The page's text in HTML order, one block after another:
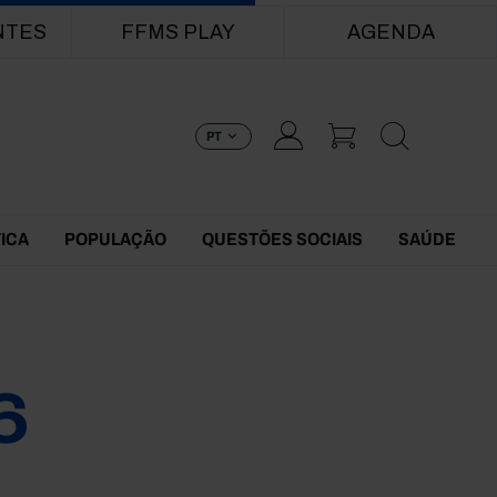
FFMS PLAY AGENDA
PT
POPULAÇÃO QUESTÕES SOCIAIS SAÚDE